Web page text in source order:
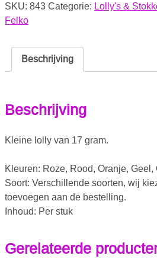
SKU: 843 Categorie: Lolly's &
Felko
Beschrijving
Beschrijving
Kleine lolly van 17 gram.
Kleuren: Roze, Rood, Oranje,
Soort: Verschillende soorten, wij
toevoegen aan de bestelling.
Inhoud: Per stuk
Gerelateerde